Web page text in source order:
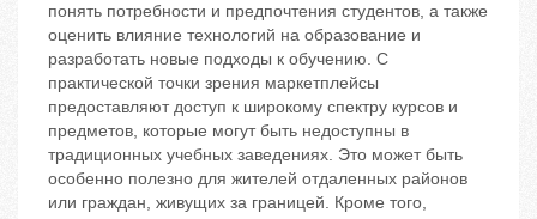
понять потребности и предпочтения студентов, а также
оценить влияние технологий на образование и
разработать новые подходы к обучению. С
практической точки зрения маркетплейсы
предоставляют доступ к широкому спектру курсов и
предметов, которые могут быть недоступны в
традиционных учебных заведениях. Это может быть
особенно полезно для жителей отдаленных районов
или граждан, живущих за границей. Кроме того,